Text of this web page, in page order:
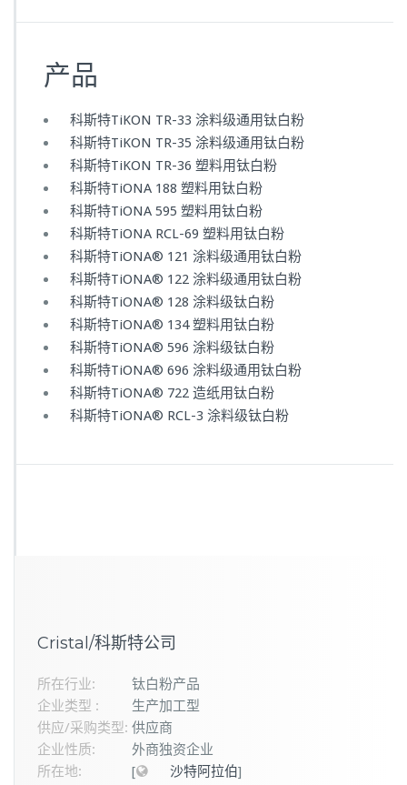
产品
科斯特TiKON TR-33 涂料级通用钛白粉
科斯特TiKON TR-35 涂料级通用钛白粉
科斯特TiKON TR-36 塑料用钛白粉
科斯特TiONA 188 塑料用钛白粉
科斯特TiONA 595 塑料用钛白粉
科斯特TiONA RCL-69 塑料用钛白粉
科斯特TiONA® 121 涂料级通用钛白粉
科斯特TiONA® 122 涂料级通用钛白粉
科斯特TiONA® 128 涂料级钛白粉
科斯特TiONA® 134 塑料用钛白粉
科斯特TiONA® 596 涂料级钛白粉
科斯特TiONA® 696 涂料级通用钛白粉
科斯特TiONA® 722 造纸用钛白粉
科斯特TiONA® RCL-3 涂料级钛白粉
Cristal/科斯特公司
所在行业:
钛白粉产品
企业类型 :
生产加工型
供应/采购类型: 供应商
企业性质:
外商独资企业
所在地:
[ 沙特阿拉伯]